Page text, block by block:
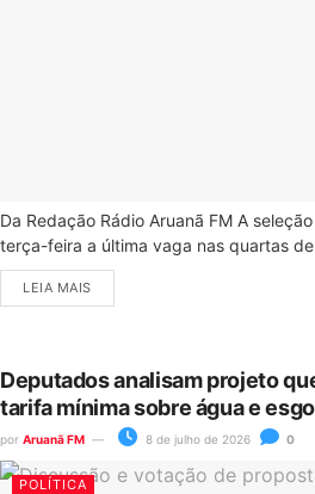
Da Redação Rádio Aruanã FM A
terça-feira a última vaga nas quartas
LEIA MAIS
Deputados analisam projeto
tarifa mínima sobre água e
por Aruanã FM 8 de julho de 2026 0
POLÍTICA